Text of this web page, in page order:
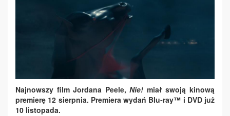
Najnowszy film Jordana Peele,Nie! miał swoją kinową
premierę 12 sierpnia. Premiera wydań Blu‑ray™ i DVD już
10 listopada.